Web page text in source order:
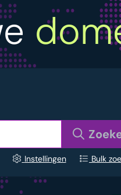
Instellingen Bulk